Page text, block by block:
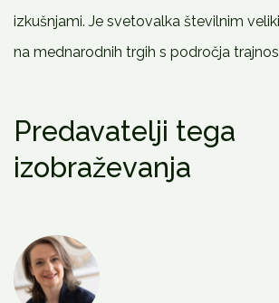
izkušnjami. Je svetovalka številnim
na mednarodnih trgih s področja
Predavatelji tega
izobraževanja